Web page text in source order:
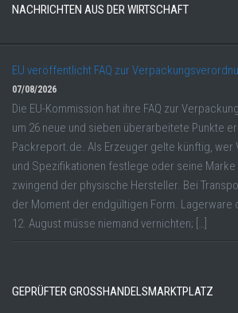
NACHRICHTEN AUS DER WIRTSCHAFT
EU veröffentlicht FAQ zur
07/08/2026
Die EU-Kommission hat ihre FAQ zur
um 26 neue und sieben überarbeitete Punkte
Packreport.de. Als Erzeuger gelte künftig, wer
und Spezifikationen festlege oder seine
zwingend der physische Hersteller. Bei
der Moment der endgültigen Form. Lagerware
12. August müsse niemand vernichten; […]
GEPRÜFTER GROSSHANDELSMARKTPLATZ